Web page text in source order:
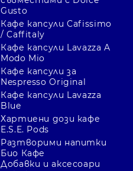
Gusto
Кафе капсули Cafissimo
/ Caffitaly
Кафе капсули Lavazza A
Modo Mio
Кафе капсули за
Nespresso Original
Кафе капсули Lavazza
Blue
Хартиени дози кафе
E.S.E. Pods
Разтворими напитки
Био Кафе
Добавки и аксесоари